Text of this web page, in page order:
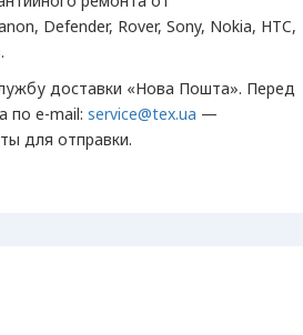
Defender, Rover, Sony, Nokia, HTC,
доставки «Нова Пошта». Перед
по e-mail: service@tex.ua —
для отправки.